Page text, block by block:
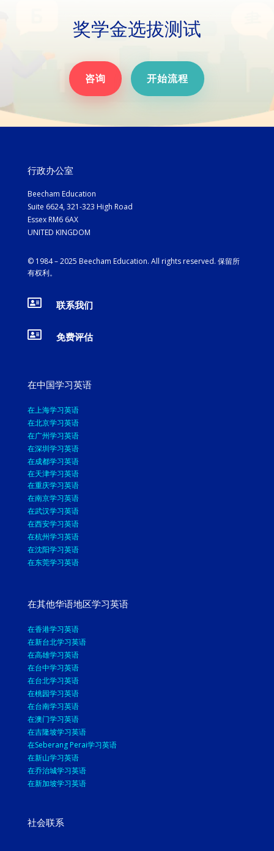
奖学金选拔测试
咨询 开始流程
行政办公室
Beecham Education
Suite 6624, 321-323 High Road
Essex RM6 6AX
UNITED KINGDOM
© 1984 – 2025 Beecham Education. All rights reserved. 保留所
有权利。
 联系我们
 免费评估
在中国学习英语
在上海学习英语
在北京学习英语
在广州学习英语
在深圳学习英语
在成都学习英语
在天津学习英语
在重庆学习英语
在南京学习英语
在武汉学习英语
在西安学习英语
在杭州学习英语
在沈阳学习英语
在东莞学习英语
在其他华语地区学习英语
在香港学习英语
在新台北学习英语
在高雄学习英语
在台中学习英语
在台北学习英语
在桃园学习英语
在台南学习英语
在澳门学习英语
在吉隆坡学习英语
在Seberang Perai学习英语
在新山学习英语
在乔治城学习英语
在新加坡学习英语
社会联系